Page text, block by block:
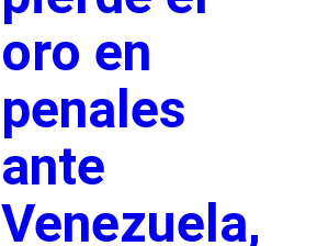
oro en
penales
ante
Venezuela,